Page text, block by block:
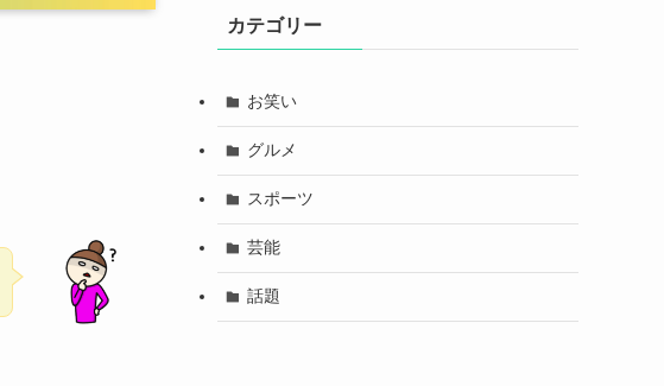
カテゴリー
お笑い
グルメ
スポーツ
芸能
話題